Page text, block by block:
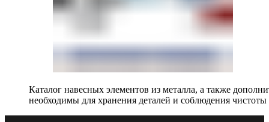
Каталог навесных элементов из металла, а также
необходимы для хранения деталей и соблюдения чистоты